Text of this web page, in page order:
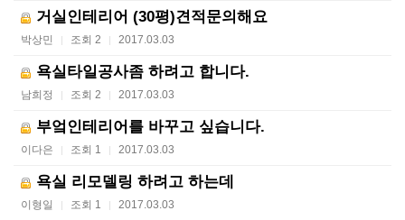
거실인테리어 (30평)견적문의해요
박상민 | 조회 2 | 2017.03.03
욕실타일공사좀 하려고 합니다.
남희정 | 조회 2 | 2017.03.03
부엌인테리어를 바꾸고 싶습니다.
이다은 | 조회 1 | 2017.03.03
욕실 리모델링 하려고 하는데
이형일 | 조회 1 | 2017.03.03